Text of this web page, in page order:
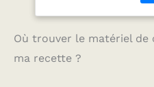
Où trouver le matériel de
ma recette ?